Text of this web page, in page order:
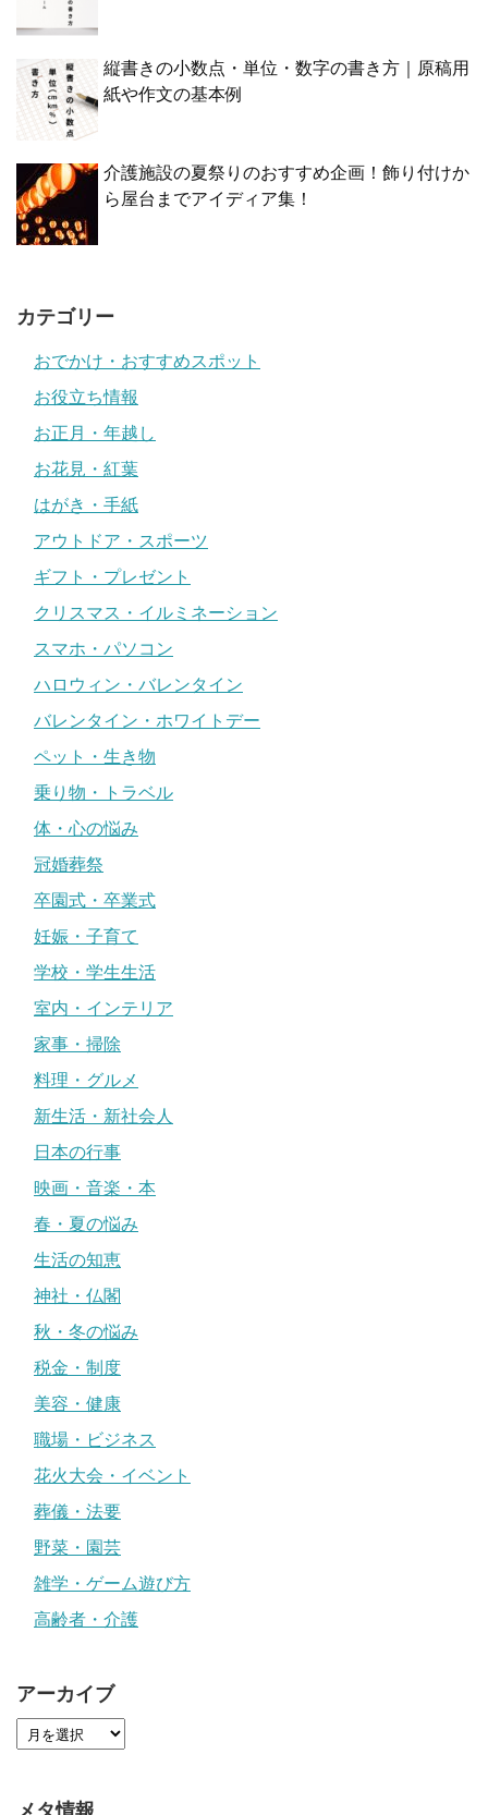
縦書きの小数点・単位・数字の書き方｜原稿用
紙や作文の基本例
介護施設の夏祭りのおすすめ企画！飾り付けか
ら屋台までアイディア集！
カテゴリー
おでかけ・おすすめスポット
お役立ち情報
お正月・年越し
お花見・紅葉
はがき・手紙
アウトドア・スポーツ
ギフト・プレゼント
クリスマス・イルミネーション
スマホ・パソコン
ハロウィン・バレンタイン
バレンタイン・ホワイトデー
ペット・生き物
乗り物・トラベル
体・心の悩み
冠婚葬祭
卒園式・卒業式
妊娠・子育て
学校・学生生活
室内・インテリア
家事・掃除
料理・グルメ
新生活・新社会人
日本の行事
映画・音楽・本
春・夏の悩み
生活の知恵
神社・仏閣
秋・冬の悩み
税金・制度
美容・健康
職場・ビジネス
花火大会・イベント
葬儀・法要
野菜・園芸
雑学・ゲーム遊び方
高齢者・介護
アーカイブ
メタ情報